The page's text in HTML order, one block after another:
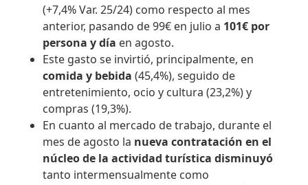
(+7,4% Var. 25/24) como respecto al mes
anterior, pasando de 99€ en julio a 101€ por
persona y día en agosto.
Este gasto se invirtió, principalmente, en
comida y bebida (45,4%), seguido de
entretenimiento, ocio y cultura (23,2%) y
compras (19,3%).
En cuanto al mercado de trabajo, durante el
mes de agosto la nueva contratación en el
núcleo de la actividad turística disminuyó
tanto intermensualmente como